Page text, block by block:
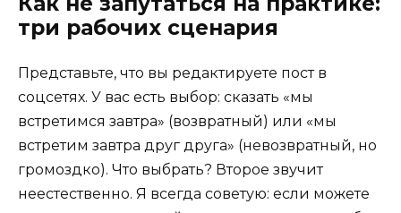
три рабочих сценария
Представьте, что вы редактируете пост в
соцсетях. У вас есть выбор: сказать «мы
встретимся завтра» (возвратный) или «мы
встретим завтра друг друга» (невозвратный, но
громоздко). Что выбрать? Второе звучит
неестественно. Я всегда советую: если можете